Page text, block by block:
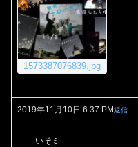
1573387076839.jpg
2019年11月10日 6:37 PM返信
いそミ